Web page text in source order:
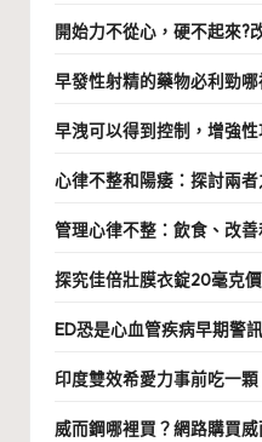
開始力不從心，硬不起來?
早發性射精的藥物必利勁哪
早洩可以得到控制，增強
心律不整和陽痿：探討兩
管理心律不整：飲食、改
探究佳倍壯膜衣錠20毫克
ED恐是心血管疾病早期警
印度雙效希愛力事前吃一
威而鋼哪裡買？網路購買